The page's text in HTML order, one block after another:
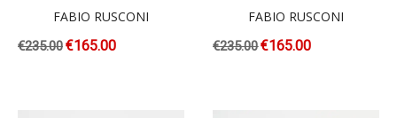
FABIO RUSCONI
€235.00€165.00
FABIO RUSCONI
€235.00€165.00